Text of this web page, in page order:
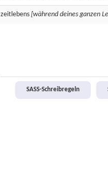
zeitlebens [während deines ganzen
SASS-Schreibregeln